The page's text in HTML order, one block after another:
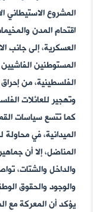
المشروع الاستيطاني
اقتحام المدن
العسكرية، إلى جانب
المستوطنين
الفلسطينية، من إحراق
وتهجير للعائلات
كما تتسع سياسات
الميدانية، في
المناضل، إلا أن
والداخل والشتات،
والوجود والحقوق
يؤكد أن المعركة مع